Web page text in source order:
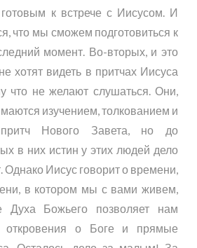
к встрече с Иисусом. И
что мы сможем подготовиться к
момент. Во-вторых, и это
хотят видеть в притчах Иисуса
что не желают слушаться. Они,
изучением, толкованием и
притч Нового Завета, но до
в них истин у этих людей дело
Однако Иисус говорит о времени,
в котором мы с вами живем,
Духа Божьего позволяет нам
откровения о Боге и прямые